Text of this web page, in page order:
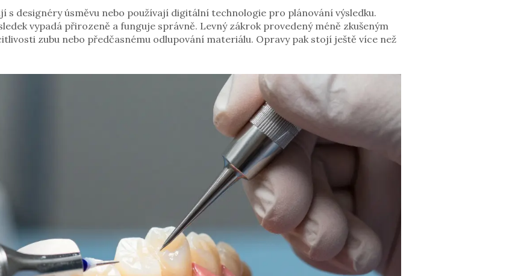
s designéry úsměvu nebo používají digitální technologie pro plánování výsledku.
vypadá přirozeně a funguje správně. Levný zákrok provedený méně zkušeným
zubu nebo předčasnému odlupování materiálu. Opravy pak stojí ještě více než